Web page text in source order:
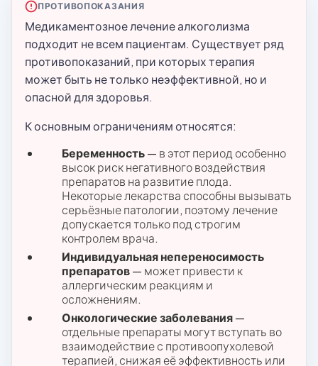
ПРОТИВОПОКАЗАНИЯ
Медикаментозное лечение алкоголизма
подходит не всем пациентам. Существует ряд
противопоказаний, при которых терапия
может быть не только неэффективной, но и
опасной для здоровья.
К основным ограничениям относятся:
Беременность— в этот период особенно
высок риск негативного воздействия
препаратов на развитие плода.
Некоторые лекарства способны вызывать
серьёзные патологии, поэтому лечение
допускается только под строгим
контролем врача.
Индивидуальная непереносимость
препаратов— может привести к
аллергическим реакциям и
осложнениям.
Онкологические заболевания—
отдельные препараты могут вступать во
взаимодействие с противоопухолевой
терапией, снижая её эффективность или